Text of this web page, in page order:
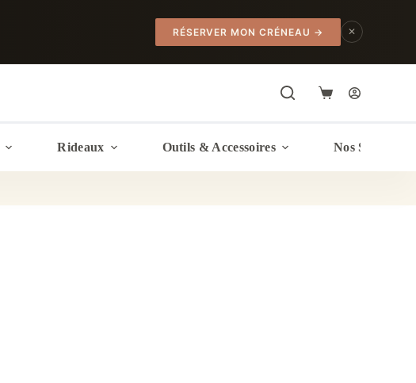
RÉSERVER MON CRÉNEAU → ✕
Panier
Rideaux Outils & Accessoires Nos Services